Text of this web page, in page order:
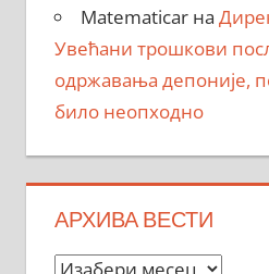
Matematicarна
Увећани трошкови
одржавања депоније,
било неопходно
АРХИВА ВЕСТИ
Архива